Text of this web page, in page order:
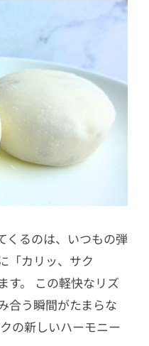
くるのは、いつもの弾
「カリッ、サク
す。 この軽快なリズ
合う瞬間がたまらな
の新しいハーモニー